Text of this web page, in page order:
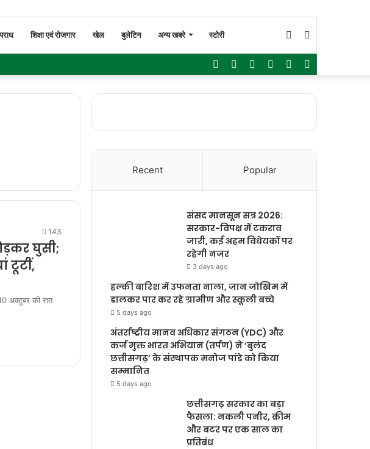
शिक्षा एवं रोजगार खेल बुलेटिन अन्य खबरे स्टोरी Switch
skin
WhatsApp
Instagram
YouTube
Twitter
Facebook
143
घुसी;
टूटीं,
अक्टूबर की रात
Recent Popular
संसद मानसून सत्र 2026:
सरकार-विपक्ष में टकराव
जारी, कई अहम विधेयकों पर
रहेगी नजर
3 days ago
हल्की बारिश में उफनता नाला, जान जोखिम में
डालकर पार कर रहे ग्रामीण और स्कूली बच्चे
5 days ago
अंतर्राष्ट्रीय मानव अधिकार संगठन (YDC) और
कर्ज मुक्त भारत अभियान (तर्पण) ने ‘बुलंद
छत्तीसगढ़’ के संस्थापक मनोज पांडे को किया
सम्मानित
5 days ago
छत्तीसगढ़ सरकार का बड़ा
फैसला: नकली पनीर, क्रीम
और बटर पर एक साल का
प्रतिबंध